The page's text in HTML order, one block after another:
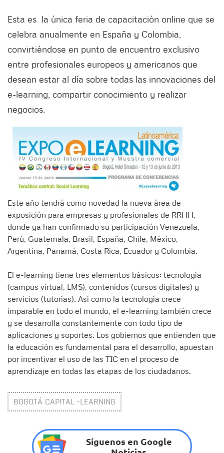
Esta es la única feria de capacitación online que se
celebra anualmente en España y Colombia,
convirtiéndose en punto de encuentro exclusivo
entre profesionales europeos y americanos que
desean estar al día sobre todas las innovaciones del
e-learning, compartir conocimiento y realizar
negocios.
Este año tendrá como novedad la nueva área de
exposición para empresas y profesionales de RRHH,
donde ya han confirmado su participación Venezuela,
Perú, Guatemala, Brasil, España, Chile, México,
Argentina, Panamá, Costa Rica, Ecuador y Colombia.
El e-learning tiene tres elementos básicos: tecnología
(campus virtual, LMS), contenidos (cursos digitales) y
servicios (tutorías). Así como la tecnología crece
imparable en todo el mundo, el e-learning también crece
y se desarrolla constantemente con todo tipo de
aplicaciones y soportes. Los gobiernos que entienden que
la educación es fundamental para el desarrollo, apuestan
por incentivar el uso de las TIC en el proceso de
aprendizaje en todas las etapas de los ciudadanos.
BOGOTÁ CAPITAL -LEARNING
Síguenos en Google